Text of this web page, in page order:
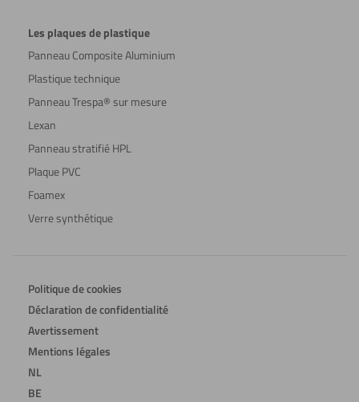
Les plaques de plastique
Panneau Composite Aluminium
Plastique technique
Panneau Trespa® sur mesure
Lexan
Panneau stratifié HPL
Plaque PVC
Foamex
Verre synthétique
Politique de cookies
Déclaration de confidentialité
Avertissement
Mentions légales
NL
BE